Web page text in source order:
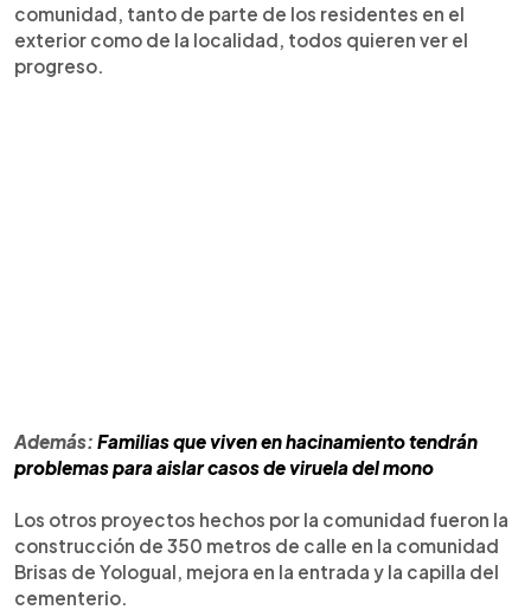
comunidad, tanto de parte de los residentes en el
exterior como de la localidad, todos quieren ver el
progreso.
Además: Familias que viven en hacinamiento tendrán
problemas para aislar casos de viruela del mono
Los otros proyectos hechos por la comunidad fueron la
construcción de 350 metros de calle en la comunidad
Brisas de Yologual, mejora en la entrada y la capilla del
cementerio.